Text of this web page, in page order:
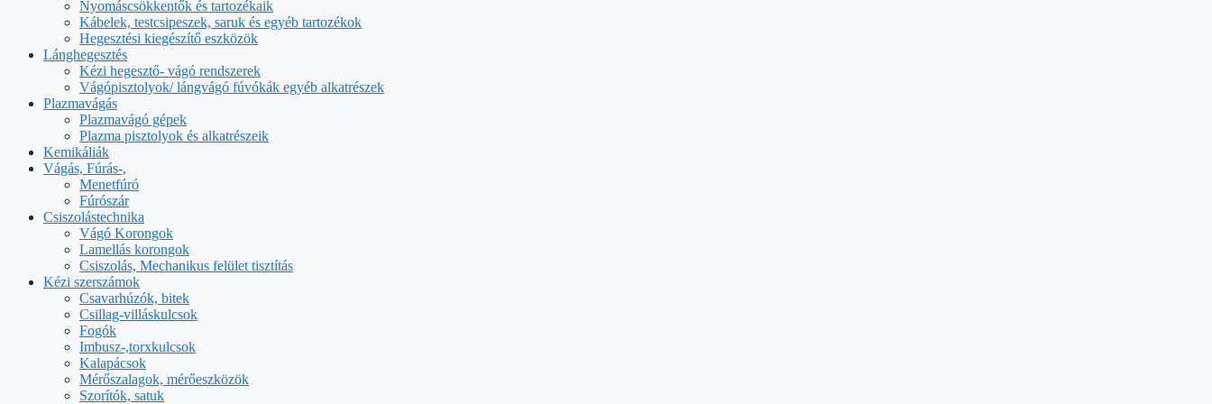
Nyomáscsökkentők és tartozékaik
Kábelek, testcsipeszek, saruk és egyéb tartozékok
Hegesztési kiegészítő eszközök
Lánghegesztés
Kézi hegesztő- vágó rendszerek
Vágópisztolyok/ lángvágó fúvókák egyéb alkatrészek
Plazmavágás
Plazmavágó gépek
Plazma pisztolyok és alkatrészeik
Kemikáliák
Vágás, Fúrás-,
Menetfúró
Fúrószár
Csiszolástechnika
Vágó Korongok
Lamellás korongok
Csiszolás, Mechanikus felület tisztítás
Kézi szerszámok
Csavarhúzók, bitek
Csillag-villáskulcsok
Fogók
Imbusz-,torxkulcsok
Kalapácsok
Mérőszalagok, mérőeszközök
Szorítók, satuk